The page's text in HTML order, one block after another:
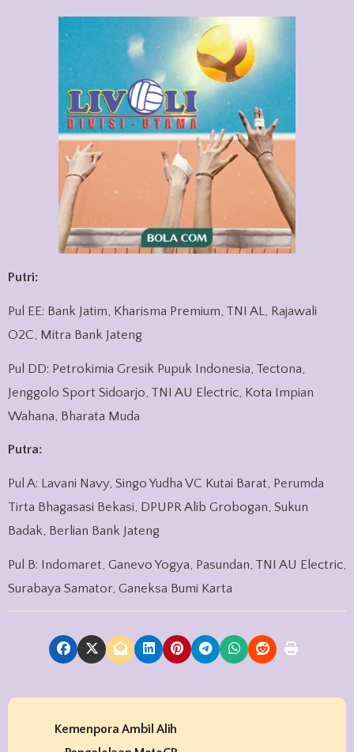
Putri:
Pul EE: Bank Jatim, Kharisma Premium, TNI AL, Rajawali
O2C, Mitra Bank Jateng
Pul DD: Petrokimia Gresik Pupuk Indonesia, Tectona,
Jenggolo Sport Sidoarjo, TNI AU Electric, Kota Impian
Wahana, Bharata Muda
Putra:
Pul A: Lavani Navy, Singo Yudha VC Kutai Barat, Perumda
Tirta Bhagasasi Bekasi, DPUPR Alib Grobogan, Sukun
Badak, Berlian Bank Jateng
Pul B: Indomaret, Ganevo Yogya, Pasundan, TNI AU Electric,
Surabaya Samator, Ganeksa Bumi Karta
P
Kemenpora Ambil Alih